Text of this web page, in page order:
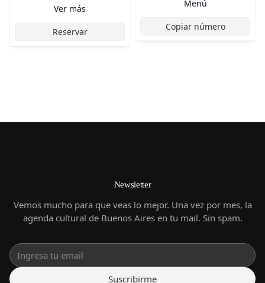
Ver más
Reservar
Menú
Copiar número
Newsletter
Vemos mucho para que veas lo mejor. Una vez por mes, la
agenda cultural de Buenos Aires en tu mail. Sin spam.
Suscribirme